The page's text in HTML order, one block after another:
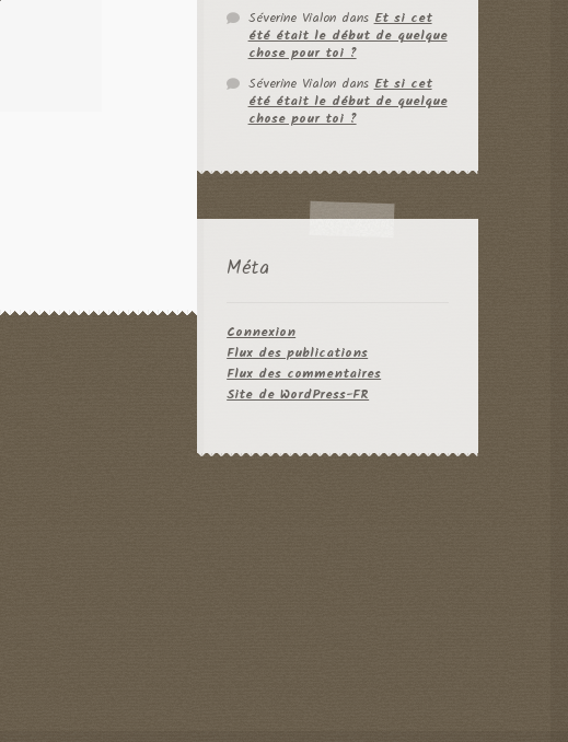
Séverine VialondansEt si cet
été était le début de quelque
chose pour toi ?
Séverine VialondansEt si cet
été était le début de quelque
chose pour toi ?
Méta
Connexion
Flux des publications
Flux des commentaires
Site de WordPress-FR